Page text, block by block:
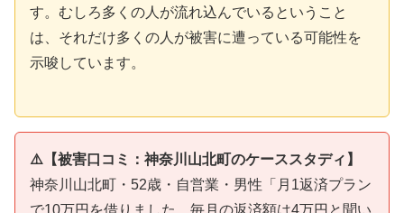
す。むしろ多くの人が流れ込んでいるということ
は、それだけ多くの人が被害に遭っている可能性を
示唆しています。
⚠️【被害口コミ：神奈川山北町のケーススタディ】
神奈川山北町・52歳・自営業・男性「月1返済プラン
で10万円を借りました。毎月の返済額は4万円と聞い